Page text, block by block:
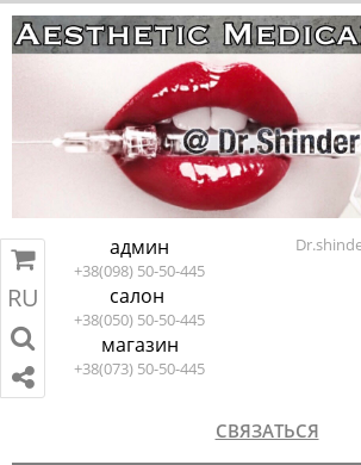
админ
+38(098) 50-50-445
салон
+38(050) 50-50-445
магазин
+38(073) 50-50-445
СВЯЗАТЬСЯ
ПЕРЕЙТИ В КОРЗИНУ
RU EN